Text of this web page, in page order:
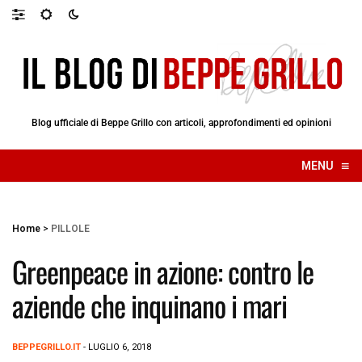
Blog ufficiale di Beppe Grillo con articoli, approfondimenti ed opinioni
MENU ≡
☰
Home > PILLOLE
Greenpeace in azione: contro le
aziende che inquinano i mari
BEPPEGRILLO.IT - LUGLIO 6, 2018